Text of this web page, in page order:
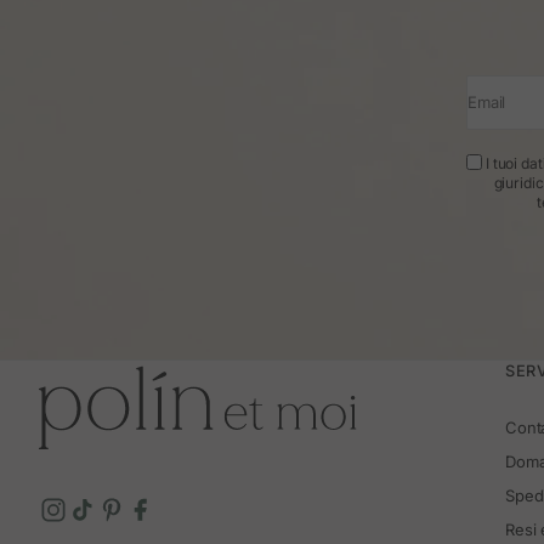
Maggiore qualità nei materiali e nelle
Email
I tuoi
Resi